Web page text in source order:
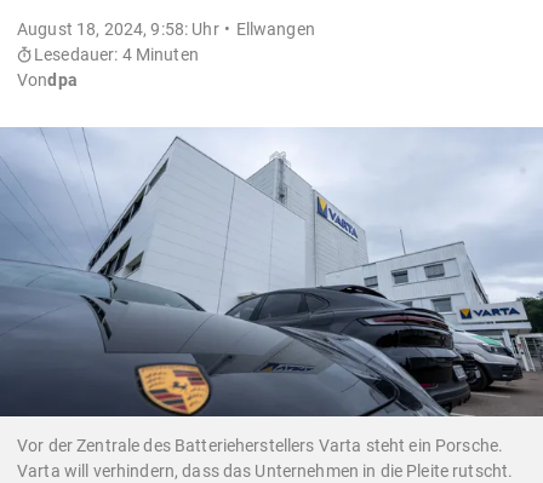
August 18, 2024, 9:58: Uhr
Ellwangen
Lesedauer: 4 Minuten
Vondpa
Vor der Zentrale des Batterieherstellers Varta steht ein Porsche.
Varta will verhindern, dass das Unternehmen in die Pleite rutscht.